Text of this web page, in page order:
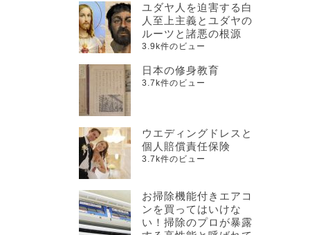
ユダヤ人を迫害する白
人至上主義とユダヤの
ルーツと諸悪の根源
3.9k件のビュー
日本の修身教育
3.7k件のビュー
ウエディングドレスと
個人賠償責任保険
3.7k件のビュー
お掃除機能付きエアコ
ンを買ってはいけな
い！掃除のプロが暴露